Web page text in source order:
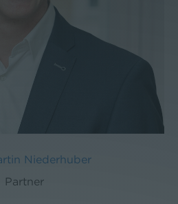
Niederhuber
Partner